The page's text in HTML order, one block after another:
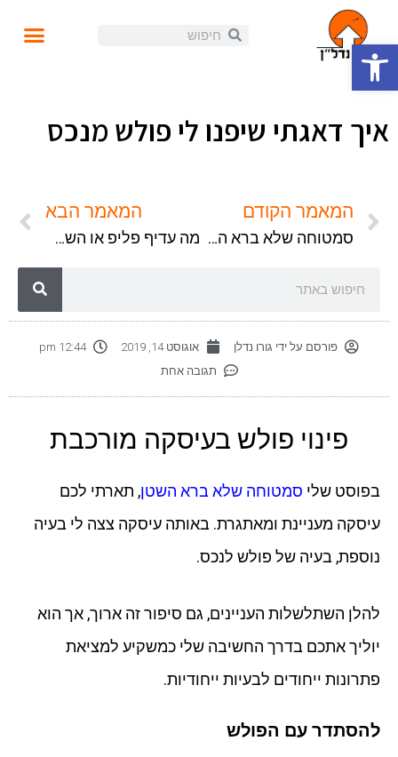
איך דאגתי שיפנו לי פולש מנכס
המאמר הקודם
סמטוחה שלא ברא השטן
המאמר הבא
מה עדיף פליפ או השקעה לטווח רחוק?
פורסם על ידי גורו נדלן אוגוסט 14, 2019
12:44 pm
תגובה אחת
פינוי פולש בעיסקה מורכבת
בפוסט שלי סמטוחה שלא ברא השטן, תארתי לכם
עיסקה מעניינת ומאתגרת. באותה עיסקה צצה לי בעיה
נוספת, בעיה של פולש לנכס.
להלן השתלשלות העניינים, גם סיפור זה ארוך, אך הוא
יוליך אתכם בדרך החשיבה שלי כמשקיע למציאת
פתרונות ייחודים לבעיות ייחודיות.
להסתדר עם הפולש
פתח סרגל נגישות